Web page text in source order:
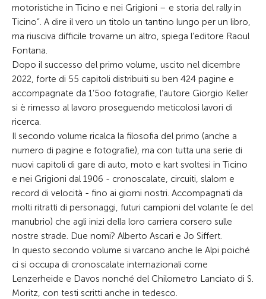
motoristiche in Ticino e nei Grigioni – e storia del rally in
Ticino”. A dire il vero un titolo un tantino lungo per un libro,
ma riusciva difficile trovarne un altro, spiega l’editore Raoul
Fontana.
Dopo il successo del primo volume, uscito nel dicembre
2022, forte di 55 capitoli distribuiti su ben 424 pagine e
accompagnate da 1’5oo fotografie, l’autore Giorgio Keller
si è rimesso al lavoro proseguendo meticolosi lavori di
ricerca.
Il secondo volume ricalca la filosofia del primo (anche a
numero di pagine e fotografie), ma con tutta una serie di
nuovi capitoli di gare di auto, moto e kart svoltesi in Ticino
e nei Grigioni dal 1906 - cronoscalate, circuiti, slalom e
record di velocità - fino ai giorni nostri. Accompagnati da
molti ritratti di personaggi, futuri campioni del volante (e del
manubrio) che agli inizi della loro carriera corsero sulle
nostre strade. Due nomi? Alberto Ascari e Jo Siffert.
In questo secondo volume si varcano anche le Alpi poiché
ci si occupa di cronoscalate internazionali come
Lenzerheide e Davos nonché del Chilometro Lanciato di S.
Moritz, con testi scritti anche in tedesco.